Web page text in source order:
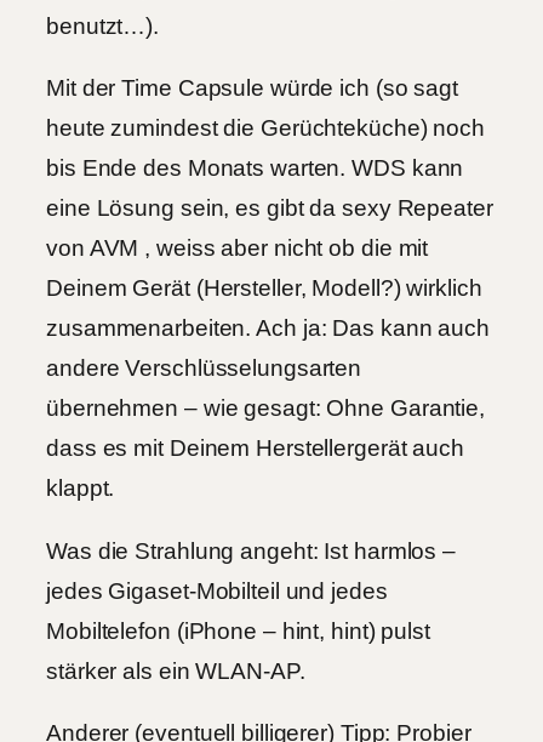
benutzt…).
Mit der Time Capsule würde ich (so sagt
heute zumindest die Gerüchteküche) noch
bis Ende des Monats warten. WDS kann
eine Lösung sein, es gibt da sexy Repeater
von AVM , weiss aber nicht ob die mit
Deinem Gerät (Hersteller, Modell?) wirklich
zusammenarbeiten. Ach ja: Das kann auch
andere Verschlüsselungsarten
übernehmen – wie gesagt: Ohne Garantie,
dass es mit Deinem Herstellergerät auch
klappt.
Was die Strahlung angeht: Ist harmlos –
jedes Gigaset-Mobilteil und jedes
Mobiltelefon (iPhone – hint, hint) pulst
stärker als ein WLAN-AP.
Anderer (eventuell billigerer) Tipp: Probier